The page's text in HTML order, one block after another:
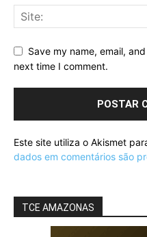
Save my name, email,
next time I comment.
Este site utiliza o Akismet
dados em comentários são
TCE AMAZONAS